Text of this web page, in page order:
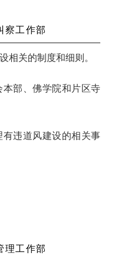
察工作部
相关的制度和细则。
部、佛学院和片区寺
违道风建设的相关事
理工作部